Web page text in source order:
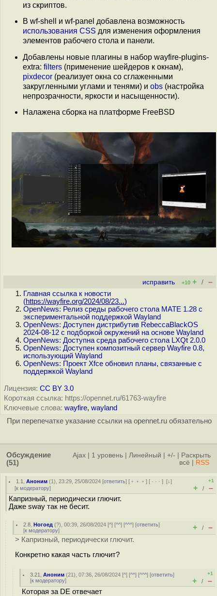
из скриптов.
В wf-shell и wf-panel добавлена возможность
использования CSS для изменения оформления
элементов рабочего стола и панели.
Добавлены новые плагины в набор wayfire-plugins-
extra: filters (применение шейдеров к окнам),
pixdecor (реализует окна со сглаженными
закругленными углами и тенями) и obs (настройка
непрозрачности, яркости и насыщенности).
Налажена сборка на платформе FreeBSD
исправить +10 + / –
Главная ссылка к новости
(https://wayfire.org/2024/08/23...)
OpenNews: Релиз среды рабочего стола MATE 1.28 с
экспериментальной поддержкой Wayland
OpenNews: Доступен дистрибутив RebeccaBlackOS
2024-08-12 с подборкой окружений на основе Wayland
OpenNews: Доступна среда рабочего стола LXQt 2.0.0
OpenNews: Доступен композитный сервер Wayfire 0.8,
использующий Wayland
OpenNews: Проект Xfce обновил планы, связанные с
поддержкой Wayland
Лицензия: CC BY 3.0
Короткая ссылка: https://opennet.ru/61763-wayfire
Ключевые слова: wayfire, wayland
При перепечатке указание ссылки на opennet.ru обязательно
Обсуждение
(51)
Ajax 1 уровень Линейный +/-
Раскрыть
всё
RSS
1.1 ,Аноним (1), 23:29, 25/08/2024 [ответить] [ ﹢﹢﹢] [ · · ·][↓]
[к модератору]
+1
+ / –
Капризный, периодически глючит.
Даже sway так не бесит.
2.8 ,Ногоед (?), 00:39, 26/08/2024 [^] [^^] [^^^] [ответить]
[к модератору] + / –
> Капризный, периодически глючит.
Конкретно какая часть глючит?
3.21 ,Аноним (21), 07:36, 26/08/2024 [^] [^^] [^^^] [ответить]
[к модератору]
+1
+ / –
Которая за DE отвечает